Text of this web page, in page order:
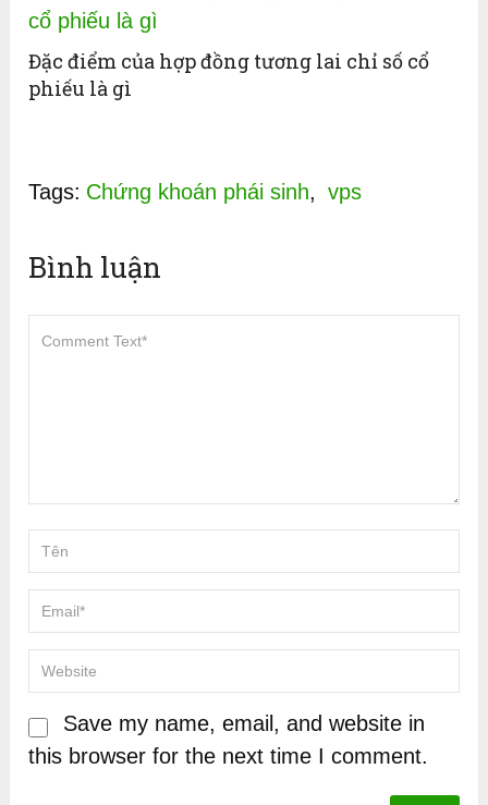
Đặc điểm của hợp đồng tương lai chỉ số cổ
phiếu là gì
Tags: Chứng khoán phái sinh, vps
Bình luận
Save my name, email, and website in
this browser for the next time I comment.